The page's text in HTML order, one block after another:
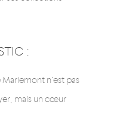
:
n’est pas
mais un cœur